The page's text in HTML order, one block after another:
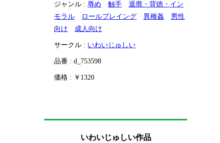
ジャンル :辱め 触手
退廃・背徳・イン
モラル
ロールプレイング 異種姦
男性
向け
成人向け
サークル : いわいじゅしい
品番 : d_753598
価格 : ￥1320
いわいじゅしい作品